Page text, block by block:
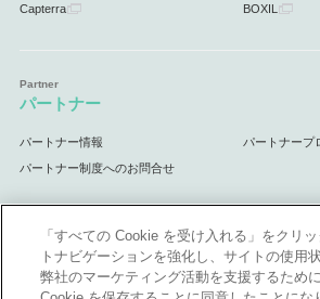
Capterra BOXIL
パートナー
パートナー情報 パートナープ
パートナー制度へのお問合せ
サポート
「すべての Cookie を受け入れる」をクリ
トナビゲーションを強化し、サイトの使用
弊社のマーケティング活動を支援するため